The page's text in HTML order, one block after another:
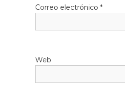
Correo electrónico *
Web